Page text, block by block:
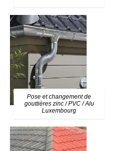
Pose et changement de
gouttières zinc / PVC / Alu
Luxembourg